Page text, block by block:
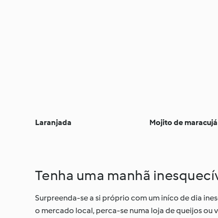
Laranjada Mojito de
Tenha uma manhã
Surpreenda-se a si próprio com um iníco de dia
o mercado local, perca-se numa loja de queijos ou